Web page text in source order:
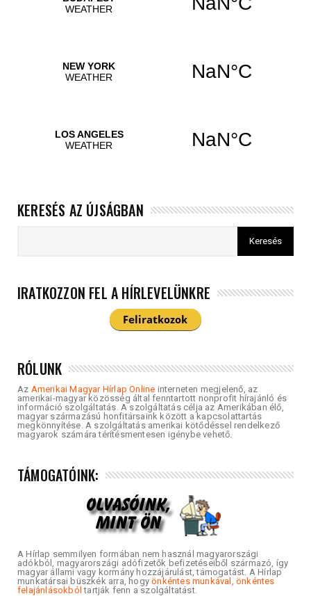
KERESÉS AZ ÚJSÁGBAN
IRATKOZZON FEL A HÍRLEVELÜNKRE
RÓLUNK
Az Amerikai Magyar Hírlap Online interneten megjelenő, az
amerikai-magyar közösség által fenntartott nonprofit hírajánló és
információ szolgáltatás. A szolgáltatás célja az Amerikában élő,
magyar származású honfitársaink között a kapcsolattartás
megkönnyítése. A szolgáltatás amerikai kötődéssel rendelkező
magyarok számára térítésmentesen igénybe vehető.
TÁMOGATÓINK:
A Hírlap semmilyen formában nem használ magyarországi
adókból, magyarországi adófizetők befizetéseiből származó, így
magyar állami vagy kormány hozzájárulást, támogatást. A Hírlap
munkatársai büszkék arra, hogyönkéntes munkával, önkéntes
felajánlásokból tartják fenn a szolgáltatást.